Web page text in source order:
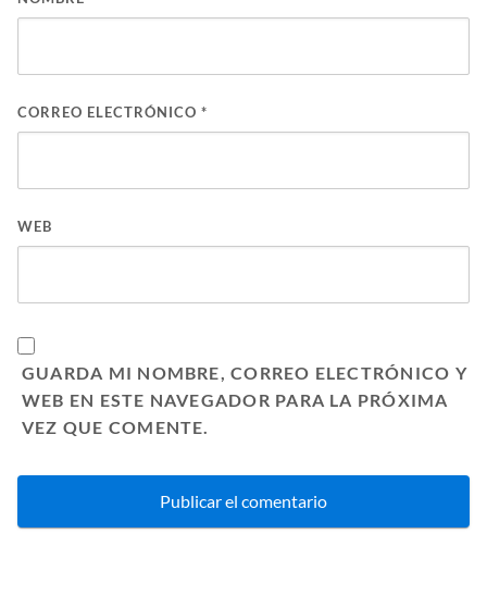
CORREO ELECTRÓNICO *
WEB
GUARDA MI NOMBRE, CORREO ELECTRÓNICO Y
WEB EN ESTE NAVEGADOR PARA LA PRÓXIMA
VEZ QUE COMENTE.